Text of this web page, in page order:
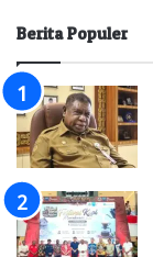
Berita Populer